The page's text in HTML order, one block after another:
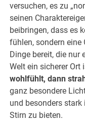
versuchen, es zu
seinen
beibringen, dass es
fühlen, sondern eine
Dinge bereit, die nur
Welt ein sicherer Ort
wohlfühlt, dann
ganz besondere
und besonders
Stirn zu bieten.